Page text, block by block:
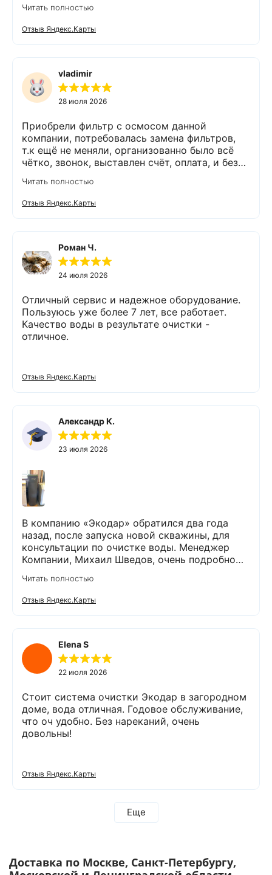
работает. Оборудование, несмотря на
размеры, поставили компактно, сбоев не
было. Спасибо Экодару за хорошую работу.
Читать полностью
Отзыв Яндекс.Карты
vladimir
28 июля 2026
Приобрели фильтр с осмосом данной
компании, потребовалась замена фильтров,
т.к ещё не меняли, организованно было всё
чётко, звонок, выставлен счёт, оплата, и без
выполнено (всё чётко без шума и пыли),
приятно работать с грамотными,
обязательными людьми. Спасибо
Читать полностью
Отзыв Яндекс.Карты
Роман Ч.
24 июля 2026
Отличный сервис и надежное оборудование.
Пользуюсь уже более 7 лет, все работает.
Качество воды в результате очистки -
отличное.
Отзыв Яндекс.Карты
Александр К.
23 июля 2026
В компанию «Экодар» обратился два года
назад, после запуска новой скважины, для
консультации по очистке воды. Менеджер
Компании, Михаил Шведов, очень подробно
подобрать оптимальный вариант, пригласил в
офис для заключения договора. Оборудование
«Экодар компакт», которое я поставил,
убрало посторонние запахи. Вода стала
мягкой и приятной на вкус. Полностью
доволен сотрудничеством с Компанией
«Экодар». Рекомендую.
Читать полностью
Отзыв Яндекс.Карты
Elena S
22 июля 2026
Стоит система очистки Экодар в загородном
доме, вода отличная. Годовое обслуживание,
что оч удобно. Без нареканий, очень
довольны!
Отзыв Яндекс.Карты
Еще
Доставка по Москве, Санкт-Петербургу,